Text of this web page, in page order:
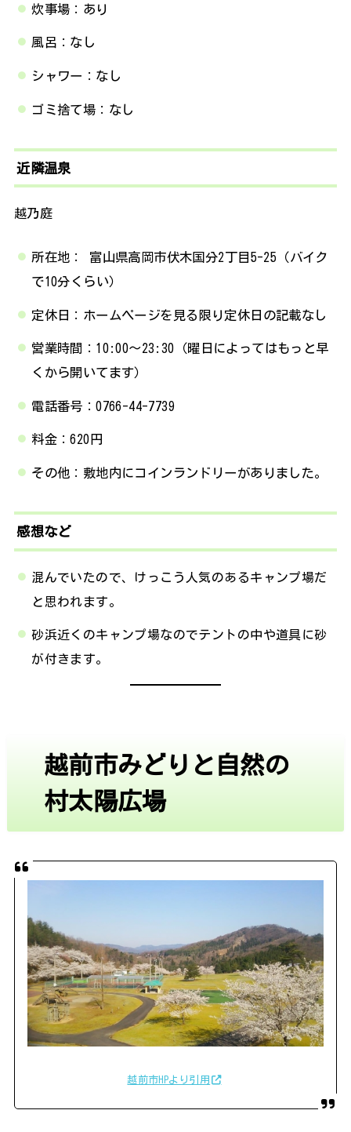
炊事場：あり
風呂：なし
シャワー：なし
ゴミ捨て場：なし
近隣温泉
越乃庭
所在地： 富山県高岡市伏木国分2丁目5-25（バイク
で10分くらい）
定休日：ホームページを見る限り定休日の記載なし
営業時間：10:00～23:30（曜日によってはもっと早
くから開いてます）
電話番号：0766-44-7739
料金：620円
その他：敷地内にコインランドリーがありました。
感想など
混んでいたので、けっこう人気のあるキャンプ場だ
と思われます。
砂浜近くのキャンプ場なのでテントの中や道具に砂
が付きます。
越前市みどりと自然の
村太陽広場
越前市HPより引用